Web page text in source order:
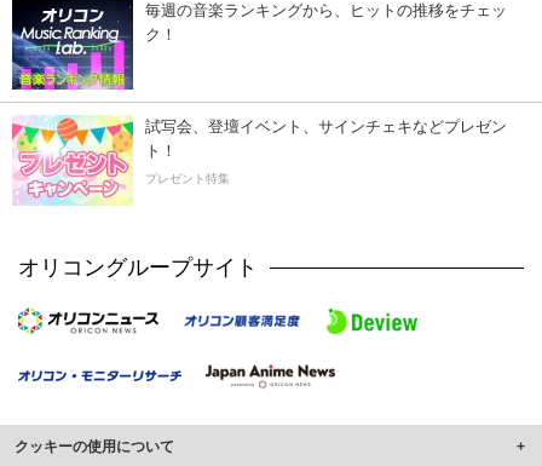
毎週の音楽ランキングから、ヒットの推移をチェッ
ク！
試写会、登壇イベント、サインチェキなどプレゼン
ト！
プレゼント特集
オリコングループサイト
クッキーの使用について